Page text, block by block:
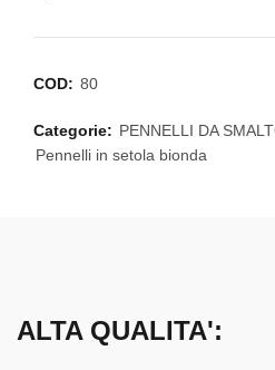
COD: 80
Categorie: PENNELLI DA
Pennelli in setola bionda
ALTA QUALITA':